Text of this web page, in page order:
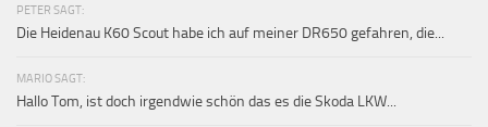
PETER SAGT:
Die Heidenau K60 Scout habe ich auf meiner DR650 gefahren, die...
MARIO SAGT:
Hallo Tom, ist doch irgendwie schön das es die Skoda LKW...